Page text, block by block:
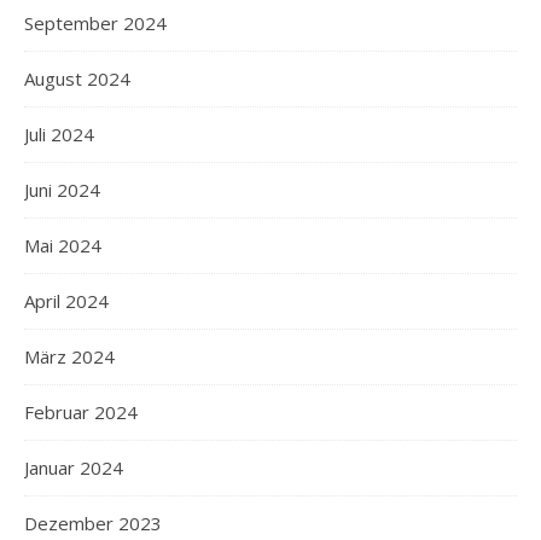
September 2024
August 2024
Juli 2024
Juni 2024
Mai 2024
April 2024
März 2024
Februar 2024
Januar 2024
Dezember 2023